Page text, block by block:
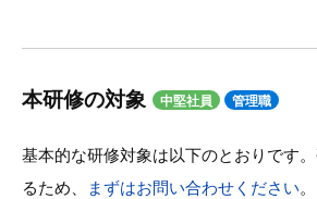
本研修の対象 中堅社員 管理職
基本的な研修対象は以下のとおりです
るため、
まずはお問い合わせください。